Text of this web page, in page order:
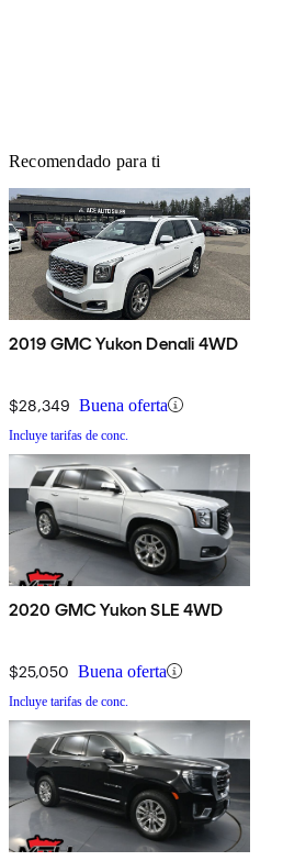
Recomendado para ti
2019 GMC Yukon Denali 4WD
$28,349 Buena oferta
Incluye tarifas de conc.
2020 GMC Yukon SLE 4WD
$25,050 Buena oferta
Incluye tarifas de conc.